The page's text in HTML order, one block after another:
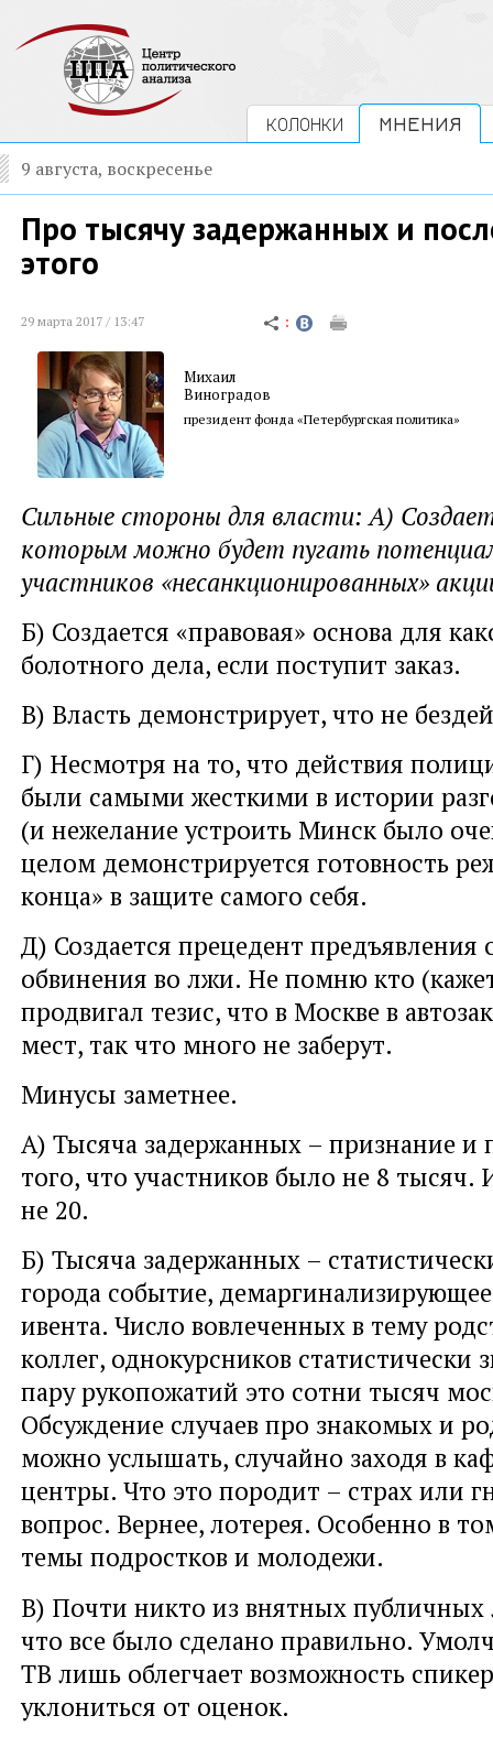
КОЛОНКИ МНЕНИЯ
9 августа, воскресенье
Про тысячу задержанных и
этого
29 марта 2017 / 13:47
Михаил
Виноградов
президент фонда «Петербургская политика»
Сильные стороны для власти: А)
которым можно будет пугать
участников «несанкционированных»
Б) Создается «правовая» основа для
болотного дела, если поступит заказ.
В) Власть демонстрирует, что не
Г) Несмотря на то, что действия
были самыми жесткими в истории
(и нежелание устроить Минск было
целом демонстрируется готовность
конца» в защите самого себя.
Д) Создается прецедент предъявления
обвинения во лжи. Не помню кто
продвигал тезис, что в Москве в
мест, так что много не заберут.
Минусы заметнее.
А) Тысяча задержанных – признание и
того, что участников было не 8
не 20.
Б) Тысяча задержанных –
города событие,
ивента. Число вовлеченных в тему
коллег, однокурсников статистически
пару рукопожатий это сотни тысяч
Обсуждение случаев про знакомых и
можно услышать, случайно заходя в
центры. Что это породит – страх или
вопрос. Вернее, лотерея. Особенно в
темы подростков и молодежи.
В) Почти никто из внятных публичных
что все было сделано правильно.
ТВ лишь облегчает возможность
уклониться от оценок.